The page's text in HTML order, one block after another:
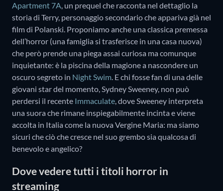
Apartment 7A, un prequel che racconta nel dettaglio la
storia di Terry, personaggio secondario che appariva già nel
film di Polanski. Proponiamo anche una classica premessa
dell’horror (una famiglia si trasferisce in una casa nuova)
che però prende una piega assai curiosa ma comunque
inquietante: è la piscina della magione a nascondere un
oscuro segreto in Night Swim. E chi fosse fan di una delle
giovani star del momento, Sydney Sweeney, non può
perdersi il recente Immaculate, dove Sweeney interpreta
una suora che rimane inspiegabilmente incinta e viene
accolta in Italia come la nuova Vergine Maria: ma siamo
sicuri che ciò che cresce nel suo grembo sia qualcosa di
benevolo e angelico?
Dove vedere tutti i titoli horror in
streaming